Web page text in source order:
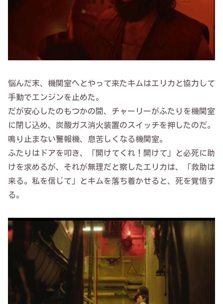
悩んだ末、機関室へとやって来たキムはエリカと協力して
手動でエンジンを止めた。
だが安心したのもつかの間、チャーリーがふたりを機関室
に閉じ込め、炭酸ガス消火装置のスイッチを押したのだ。
鳴り止まない警報機、息苦しくなる機関室。
ふたりはドアを叩き、「開けてくれ！開けて」と必死に助
けを求めるが、それが無理だと察したエリカは、「救助は
来る。私を信じて」とキムを落ち着かせると、死を覚悟す
る。